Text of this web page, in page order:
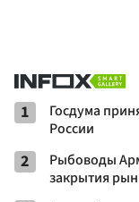
1
Госдума
России
2
Рыбоводы
закрытия